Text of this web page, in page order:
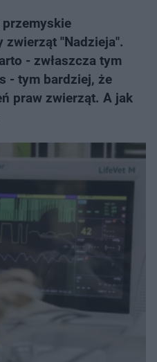
"Nadzieja".
- zwłaszcza tym
- tym bardziej, że
praw zwierząt. A jak